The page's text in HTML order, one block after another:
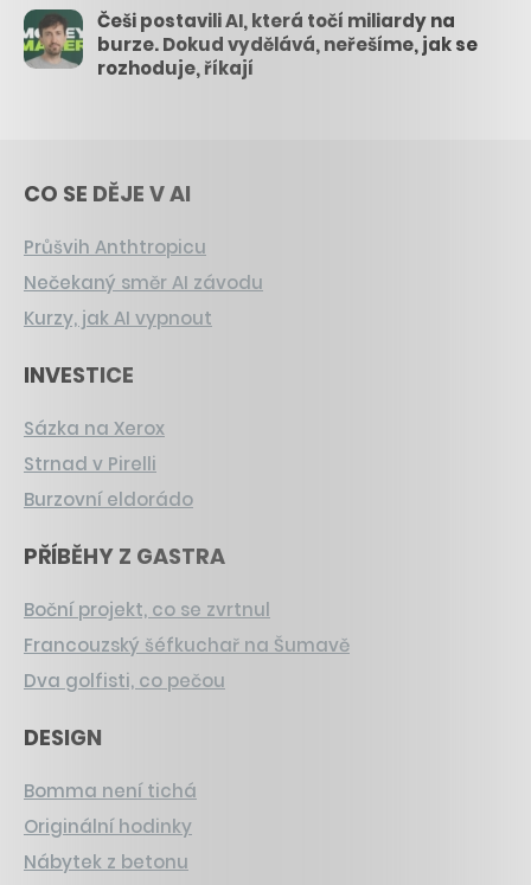
Češi postavili AI, která točí miliardy na
burze. Dokud vydělává, neřešíme, jak se
rozhoduje, říkají
CO SE DĚJE V AI
Průšvih Anthtropicu
Nečekaný směr AI závodu
Kurzy, jak AI vypnout
INVESTICE
Sázka na Xerox
Strnad v Pirelli
Burzovní eldorádo
PŘÍBĚHY Z GASTRA
Boční projekt, co se zvrtnul
Francouzský šéfkuchař na Šumavě
Dva golfisti, co pečou
DESIGN
Bomma není tichá
Originální hodinky
Nábytek z betonu